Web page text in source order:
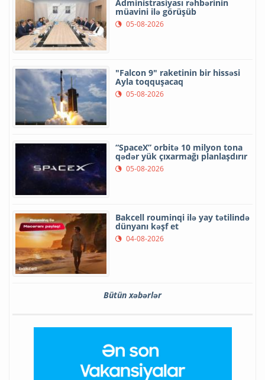
Administrasiyası rəhbərinin
müavini ilə görüşüb
05-08-2026
"Falcon 9" raketinin bir hissəsi
Ayla toqquşacaq
05-08-2026
“SpaceX” orbitə 10 milyon tona
qədər yük çıxarmağı planlaşdırır
05-08-2026
Bakcell rouminqi ilə yay tətilində
dünyanı kəşf et
04-08-2026
Bütün xəbərlər